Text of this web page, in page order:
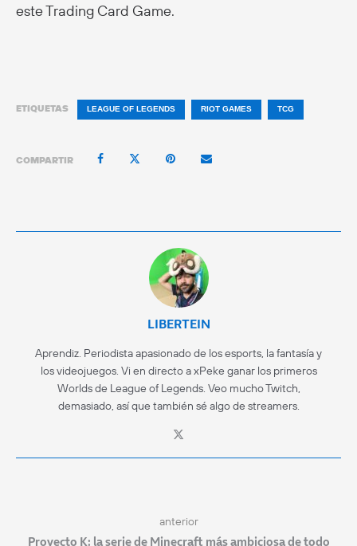
este Trading Card Game.
ETIQUETAS LEAGUE OF LEGENDS RIOT GAMES TCG
COMPARTIR
LIBERTEIN
Aprendiz. Periodista apasionado de los esports, la fantasía y
los videojuegos. Vi en directo a xPeke ganar los primeros
Worlds de League of Legends. Veo mucho Twitch,
demasiado, así que también sé algo de streamers.
anterior
Proyecto K: la serie de Minecraft más ambiciosa de todo